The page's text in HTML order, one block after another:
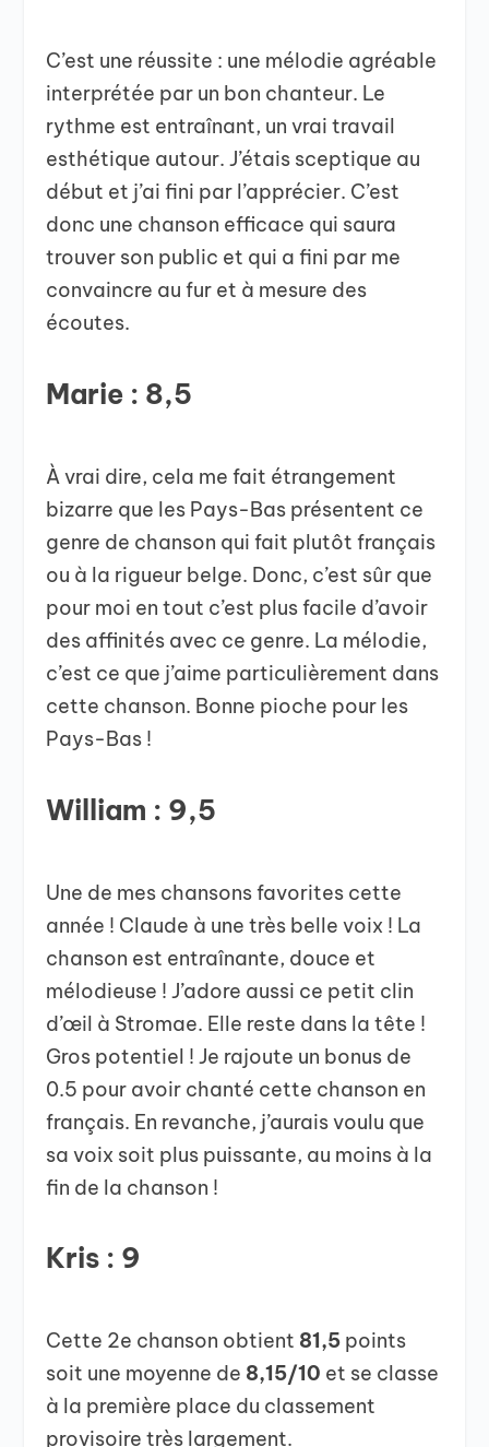
C’est une réussite : une mélodie agréable
interprétée par un bon chanteur. Le
rythme est entraînant, un vrai travail
esthétique autour. J’étais sceptique au
début et j’ai fini par l’apprécier. C’est
donc une chanson efficace qui saura
trouver son public et qui a fini par me
convaincre au fur et à mesure des
écoutes.
Marie : 8,5
À vrai dire, cela me fait étrangement
bizarre que les Pays-Bas présentent ce
genre de chanson qui fait plutôt français
ou à la rigueur belge. Donc, c’est sûr que
pour moi en tout c’est plus facile d’avoir
des affinités avec ce genre. La mélodie,
c’est ce que j’aime particulièrement dans
cette chanson. Bonne pioche pour les
Pays-Bas !
William : 9,5
Une de mes chansons favorites cette
année ! Claude à une très belle voix ! La
chanson est entraînante, douce et
mélodieuse ! J’adore aussi ce petit clin
d’œil à Stromae. Elle reste dans la tête !
Gros potentiel ! Je rajoute un bonus de
0.5 pour avoir chanté cette chanson en
français. En revanche, j’aurais voulu que
sa voix soit plus puissante, au moins à la
fin de la chanson !
Kris : 9
Cette 2e chanson obtient 81,5 points
soit une moyenne de 8,15/10 et se classe
à la première place du classement
provisoire très largement.